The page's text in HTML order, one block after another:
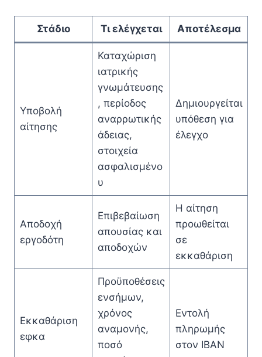
Στάδιο Τι ελέγχεται Αποτέλεσμα
Υποβολή
αίτησης
Καταχώριση
ιατρικής
γνωμάτευσης
, περίοδος
αναρρωτικής
άδειας,
στοιχεία
ασφαλισμένο
υ
Δημιουργείται
υπόθεση για
έλεγχο
Αποδοχή
εργοδότη
Επιβεβαίωση
απουσίας και
αποδοχών
Η αίτηση
προωθείται
σε
εκκαθάριση
Εκκαθάριση
εφκα
Προϋποθέσεις
ενσήμων,
χρόνος
αναμονής,
ποσό
Εντολή
πληρωμής
στον IBAN